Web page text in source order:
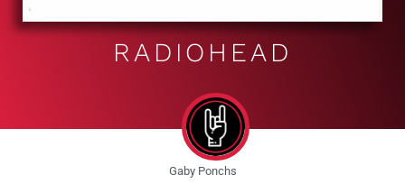
RADIOHEAD
Gaby Ponchs